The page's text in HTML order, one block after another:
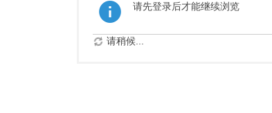
请先登录后才能继续浏览
请稍候...